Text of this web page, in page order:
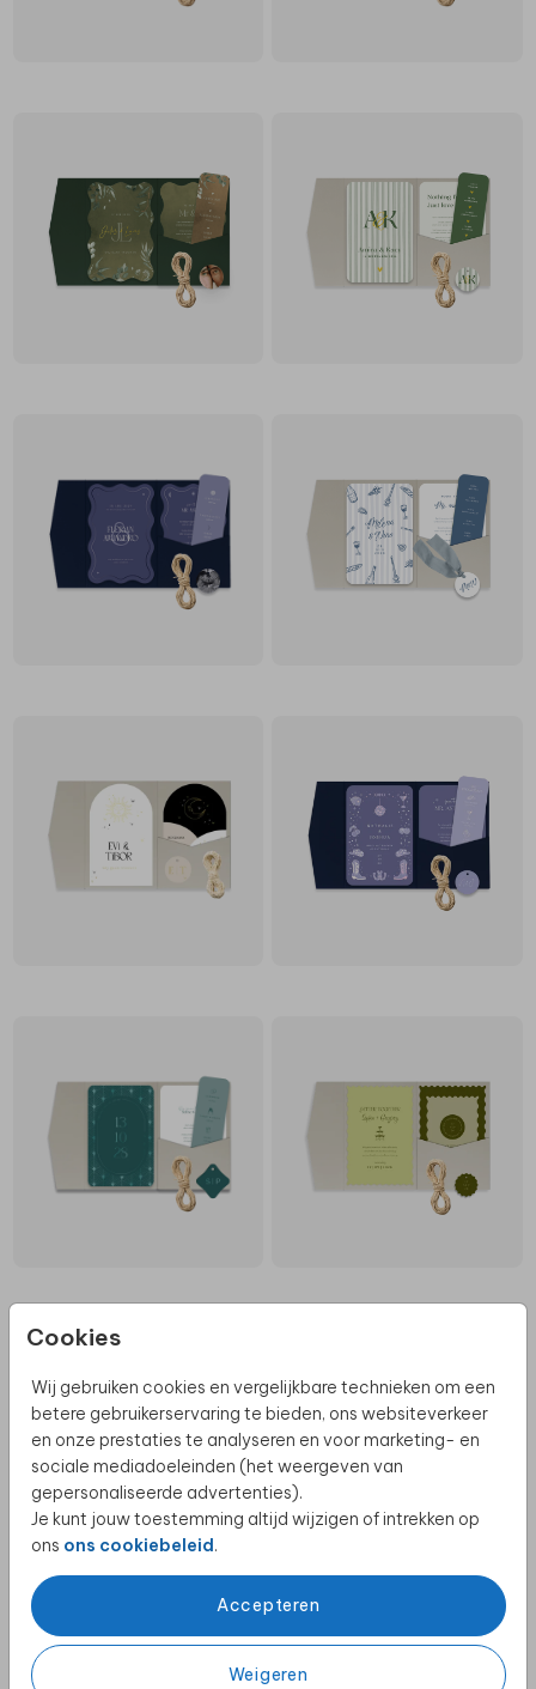
Cookies
Wij gebruiken cookies en vergelijkbare technieken om een
betere gebruikerservaring te bieden, ons websiteverkeer
en onze prestaties te analyseren en voor marketing- en
sociale mediadoeleinden (het weergeven van
gepersonaliseerde advertenties).
Je kunt jouw toestemming altijd wijzigen of intrekken op
ons ons cookiebeleid.
Accepteren
Weigeren